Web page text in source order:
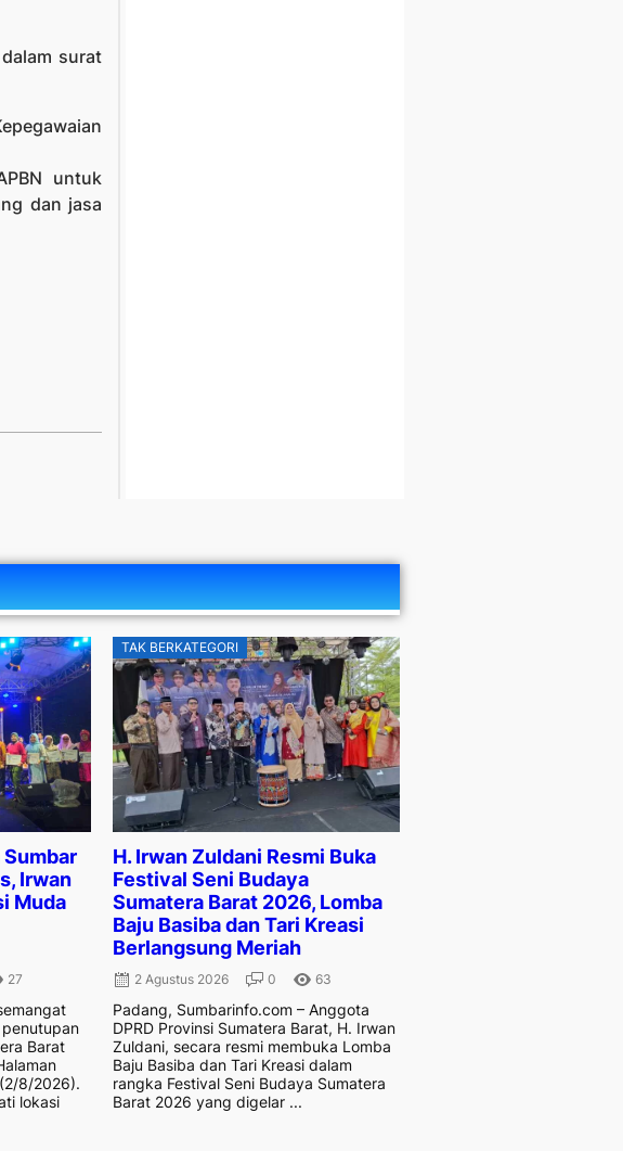
surat
untuk
dan jasa
Irwan
Muda
27
Barat
8/2026).
lokasi
TAK BERKATEGORI
H. Irwan Zuldani Resmi Buka
Festival Seni Budaya
Sumatera Barat 2026, Lomba
Baju Basiba dan Tari Kreasi
Berlangsung Meriah
2 Agustus 2026 0 63
Padang, Sumbarinfo.com – Anggota
DPRD Provinsi Sumatera Barat, H. Irwan
Zuldani, secara resmi membuka Lomba
Baju Basiba dan Tari Kreasi dalam
rangka Festival Seni Budaya Sumatera
Barat 2026 yang digelar ...